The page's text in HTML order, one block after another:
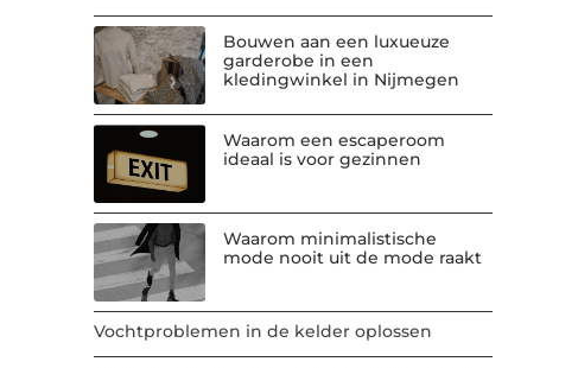
Bouwen aan een luxueuze
garderobe in een
kledingwinkel in Nijmegen
Waarom een escaperoom
ideaal is voor gezinnen
Waarom minimalistische
mode nooit uit de mode raakt
Vochtproblemen in de kelder oplossen